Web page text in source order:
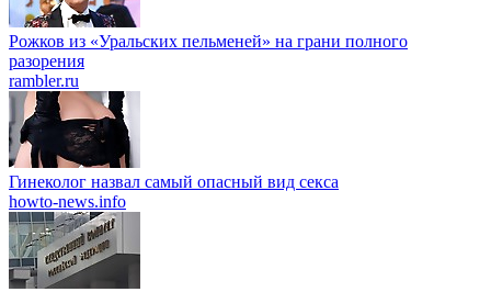
Рожков из «Уральских пельменей» на грани полного
разорения
rambler.ru
Гинеколог назвал самый опасный вид секса
howto-news.info